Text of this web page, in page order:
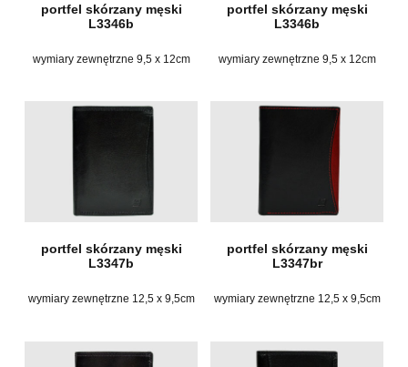
portfel skórzany męski
L3346b
wymiary zewnętrzne 9,5 x 12cm
portfel skórzany męski
L3346b
wymiary zewnętrzne 9,5 x 12cm
portfel skórzany męski
L3347b
wymiary zewnętrzne 12,5 x 9,5cm
portfel skórzany męski
L3347br
wymiary zewnętrzne 12,5 x 9,5cm